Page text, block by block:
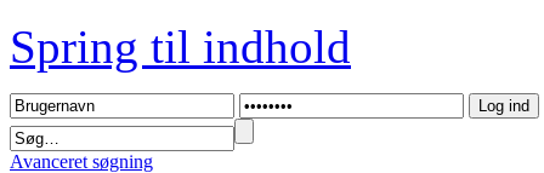
Spring til indhold
Avanceret søgning